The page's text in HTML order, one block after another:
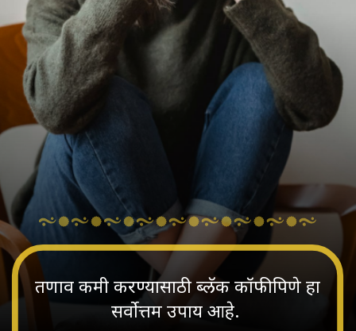
तणाव कमी करण्यासाठी ब्लॅक कॉफी पिणे हा
सर्वोत्तम उपाय आहे.